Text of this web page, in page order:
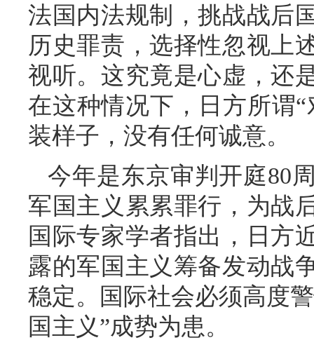
法国内法规制，挑战战后
历史罪责，选择性忽视上
视听。这究竟是心虚，还
在这种情况下，日方所谓
装样子，没有任何诚意。
今年是东京审判开庭80
军国主义累累罪行，为战
国际专家学者指出，日方
露的军国主义筹备发动战
稳定。国际社会必须高度
国主义”成势为患。